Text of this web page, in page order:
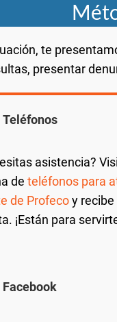
te
presentar
Teléfonos
asistencia?
de teléfonos para
de Profecoy recibe
¡Están para
Facebook